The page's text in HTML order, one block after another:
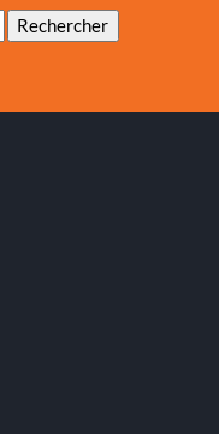
Rechercher